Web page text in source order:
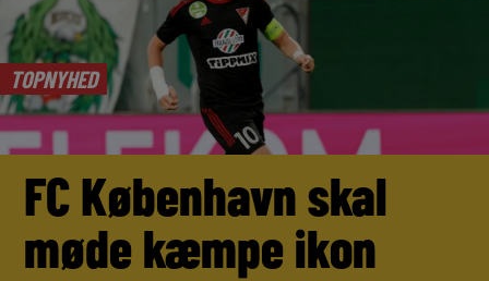
TOPNYHED
FC København skal
møde kæmpe ikon